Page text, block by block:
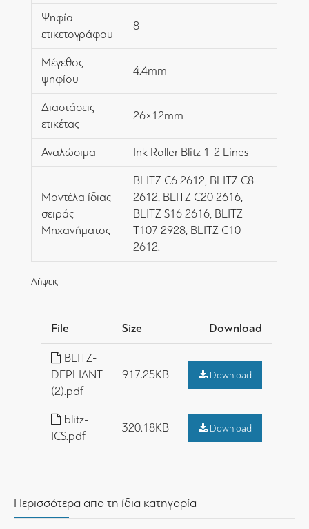
Ψηφία
ετικετογράφου
8
Μέγεθος
ψηφίου
4.4mm
Διαστάσεις
ετικέτας
26×12mm
Αναλώσιμα Ink Roller Blitz 1-2 Lines
Μοντέλα ίδιας
σειράς
Μηχανήματος
BLITZ C6 2612, BLITZ C8
2612, BLITZ C20 2616,
BLITZ S16 2616, BLITZ
Τ107 2928, BLITZ C10
2612.
Λήψεις
File Size Download
BLITZ-
DEPLIANT
(2).pdf
917.25KB Download
blitz-
ICS.pdf
320.18KB Download
Περισσότερα απο τη ίδια κατηγορία